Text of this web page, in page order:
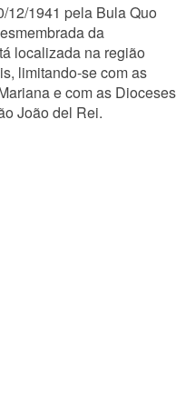
12/1941 pela Bula Quo
da
localizada na região
limitando-se com as
e com as Dioceses
João del Rei.